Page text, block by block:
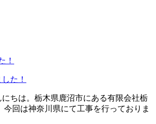
た！
ちは。栃木県鹿沼市にある有限会社栃
今回は神奈川県にて工事を行っておりま